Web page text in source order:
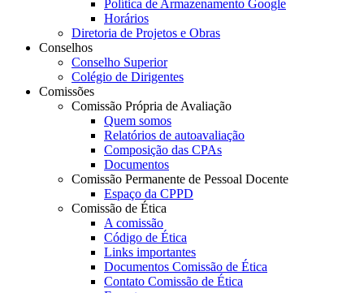
Política de Armazenamento Google
Horários
Diretoria de Projetos e Obras
Conselhos
Conselho Superior
Colégio de Dirigentes
Comissões
Comissão Própria de Avaliação
Quem somos
Relatórios de autoavaliação
Composição das CPAs
Documentos
Comissão Permanente de Pessoal Docente
Espaço da CPPD
Comissão de Ética
A comissão
Código de Ética
Links importantes
Documentos Comissão de Ética
Contato Comissão de Ética